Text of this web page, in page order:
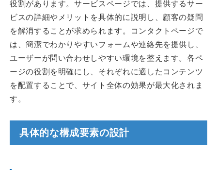
役割があります。サービスページでは、提供するサー
ビスの詳細やメリットを具体的に説明し、顧客の疑問
を解消することが求められます。コンタクトページで
は、簡潔でわかりやすいフォームや連絡先を提供し、
ユーザーが問い合わせしやすい環境を整えます。各ペ
ージの役割を明確にし、それぞれに適したコンテンツ
を配置することで、サイト全体の効果が最大化されま
す。
具体的な構成要素の設計